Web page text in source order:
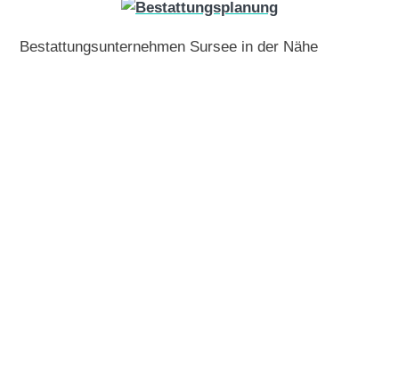
Bestattungsunternehmen Sursee in der Nähe